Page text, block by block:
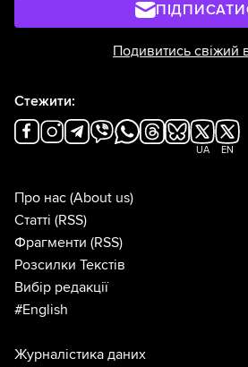
Подивитись свіжий
Стежити:
UA EN
Про нас (About us)
Статті (RSS)
Фрагменти (RSS)
Розсилки Текстів
Вибір редакції
#English
Журналістика даних